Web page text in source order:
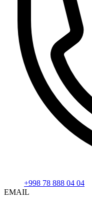
+998 78 888 04 04
EMAIL